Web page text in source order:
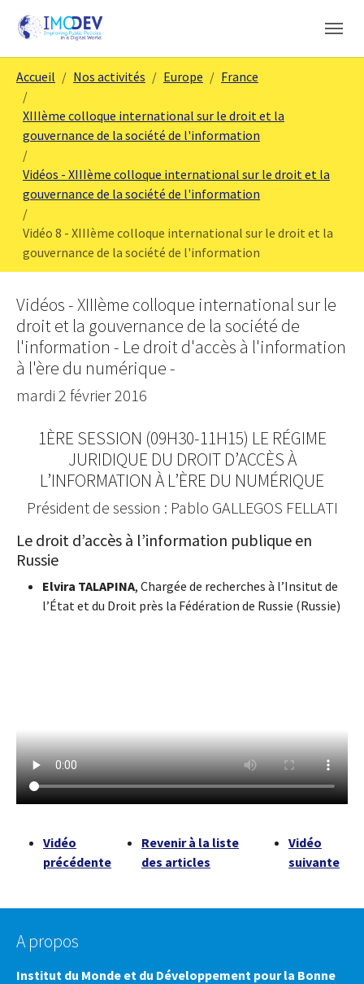
Accueil Nos activités Europe France
XIIIème colloque international sur le droit et la
gouvernance de la société de l'information
Vidéos - XIIIème colloque international sur le droit et la
gouvernance de la société de l'information
Vidéo 8 - XIIIème colloque international sur le droit et la
gouvernance de la société de l'information
Vidéos - XIIIème colloque international sur le
droit et la gouvernance de la société de
l'information - Le droit d'accès à l'information
à l'ère du numérique -
mardi 2 février 2016
1ÈRE SESSION (09H30-11H15) LE RÉGIME
JURIDIQUE DU DROIT D’ACCÈS À
L’INFORMATION À L’ÈRE DU NUMÉRIQUE
Président de session : Pablo GALLEGOS FELLATI
Le droit d’accès à l’information publique en
Russie
Elvira TALAPINA, Chargée de recherches à l’Insitut de
l’État et du Droit près la Fédération de Russie (Russie)
Vidéo
précédente
Revenir à la liste
des articles
Vidéo
suivante
A propos
Institut du Monde et du Développement pour la Bonne